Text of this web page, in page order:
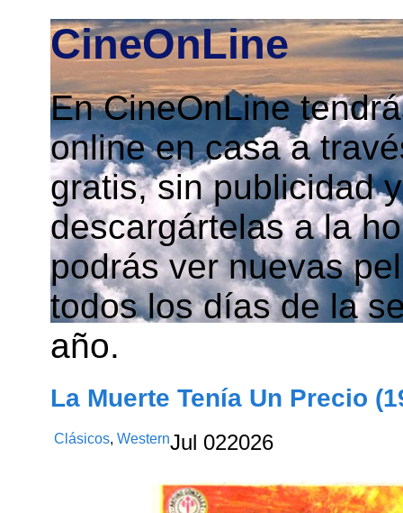
CineOnLine
En CineOnLine
online en casa a
gratis, sin publicidad
descargártelas a la
podrás ver nuevas
todos los días de la
año.
La Muerte Tenía Un Precio
Clásicos,WesternJul 022026